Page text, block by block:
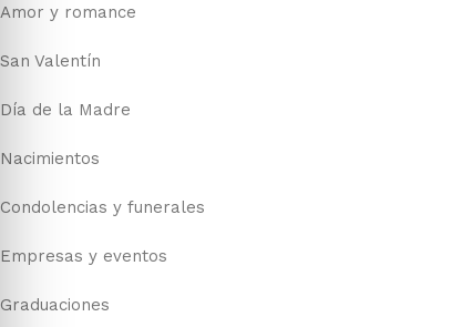
Amor y romance
San Valentín
Día de la Madre
Nacimientos
Condolencias y funerales
Empresas y eventos
Graduaciones